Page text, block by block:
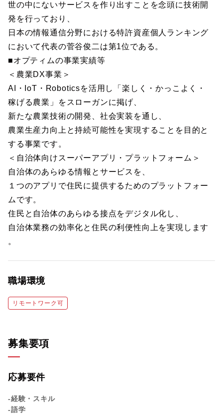
世の中にないサービスを作り出すことを念頭に技術開
発を行っており、
日本の情報通信分野における特許資産個人ランキング
において代表の菅谷俊二は第1位である。
■オプティムの事業実績等
＜農業DX事業＞
AI・IoT・Roboticsを活用し「楽しく・かっこよく・
稼げる農業」をスローガンに掲げ、
新たな農業技術の開発、社会実装を通し、
農業生産力向上と持続可能性を実現することを目的と
する事業です。
＜自治体向けスーパーアプリ・プラットフォーム＞
自治体のあらゆる情報とサービスを、
１つのアプリで住民に提供するためのプラットフォー
ムです。
住民と自治体のあらゆる接点をデジタル化し、
自治体業務の効率化と住民の利便性向上を実現します
。
職場環境
リモートワーク可
募集要項
応募要件
-経験・スキル
-語学